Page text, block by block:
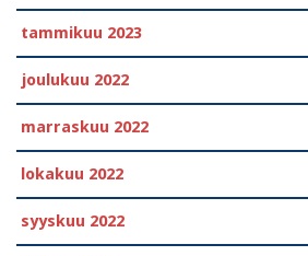
tammikuu 2023
joulukuu 2022
marraskuu 2022
lokakuu 2022
syyskuu 2022